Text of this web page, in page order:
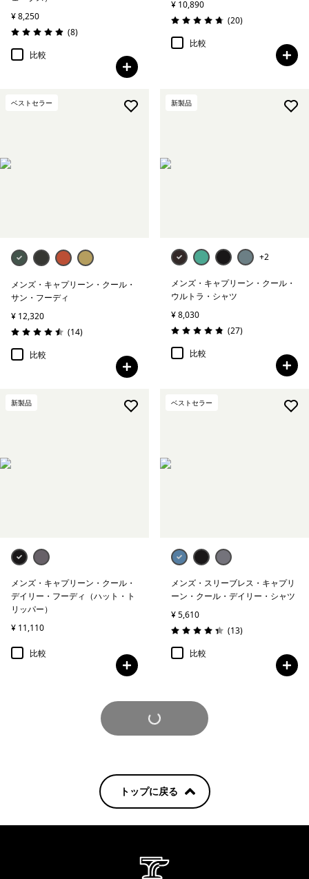
¥ 8,250
評価: 4.9 / 5
(8レビュー
)
比較
¥ 10,890
評価: 4.8 / 5
(20レビュー
)
比較
ベストセラー
メンズ・キャプリーン・クール・
サン・フーディ
¥ 12,320
評価: 4.5 / 5
(14レビュー
)
比較
新製品
+2
メンズ・キャプリーン・クール・
ウルトラ・シャツ
¥ 8,030
評価: 4.8 / 5
(27レビュー
)
比較
新製品
メンズ・キャプリーン・クール・
デイリー・フーディ（ハット・ト
リッパー）
¥ 11,110
比較
ベストセラー
メンズ・スリーブレス・キャプリ
ーン・クール・デイリー・シャツ
¥ 5,610
評価: 4.4 / 5
(13レビュー
)
比較
さらに見る
トップに戻る